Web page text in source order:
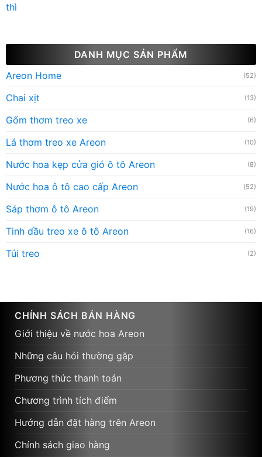
thì
DANH MỤC SẢN PHẨM
Areon Home
(52)
Chai xịt (13)
Gốm thơm treo xe (6)
Lá thơm treo xe Areon (10)
Nước hoa kẹp cửa gió ô tô Areon (8)
Nước hoa ô tô cao cấp Areon (52)
Sáp thơm ô tô Areon (19)
Tinh dầu treo xe ô tô Areon (16)
Túi treo (2)
CHÍNH SÁCH BÁN HÀNG
Giới thiệu về nước hoa Areon
Những câu hỏi thường gặp
Phương thức thanh toán
Chương trình tích điểm
Hướng dẫn đặt hàng trên Areon
Chính sách giao hàng